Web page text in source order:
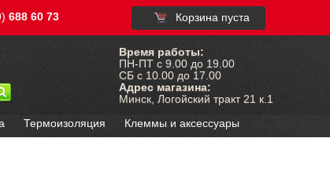
688 60 73 Корзина пуста
Время работы:
ПН-ПТ с 9.00 до 19.00
СБ с 10.00 до 17.00
Адрес магазина:
Минск, Логойский тракт 21 к.1
Термоизоляция Клеммы и аксессуары